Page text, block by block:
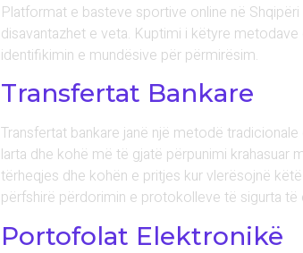
Platformat e basteve sportive online në
disavantazhet e veta. Kuptimi i këtyre
identifikimin e mundësive për përmirësim.
Transfertat Bankare
Transfertat bankare janë një metodë
larta dhe kohë më të gjatë përpunimi
tërheqjes dhe kohën e pritjes kur vlerësojnë
përfshirë përdorimin e protokolleve të sigurta të
Portofolat Elektronikë